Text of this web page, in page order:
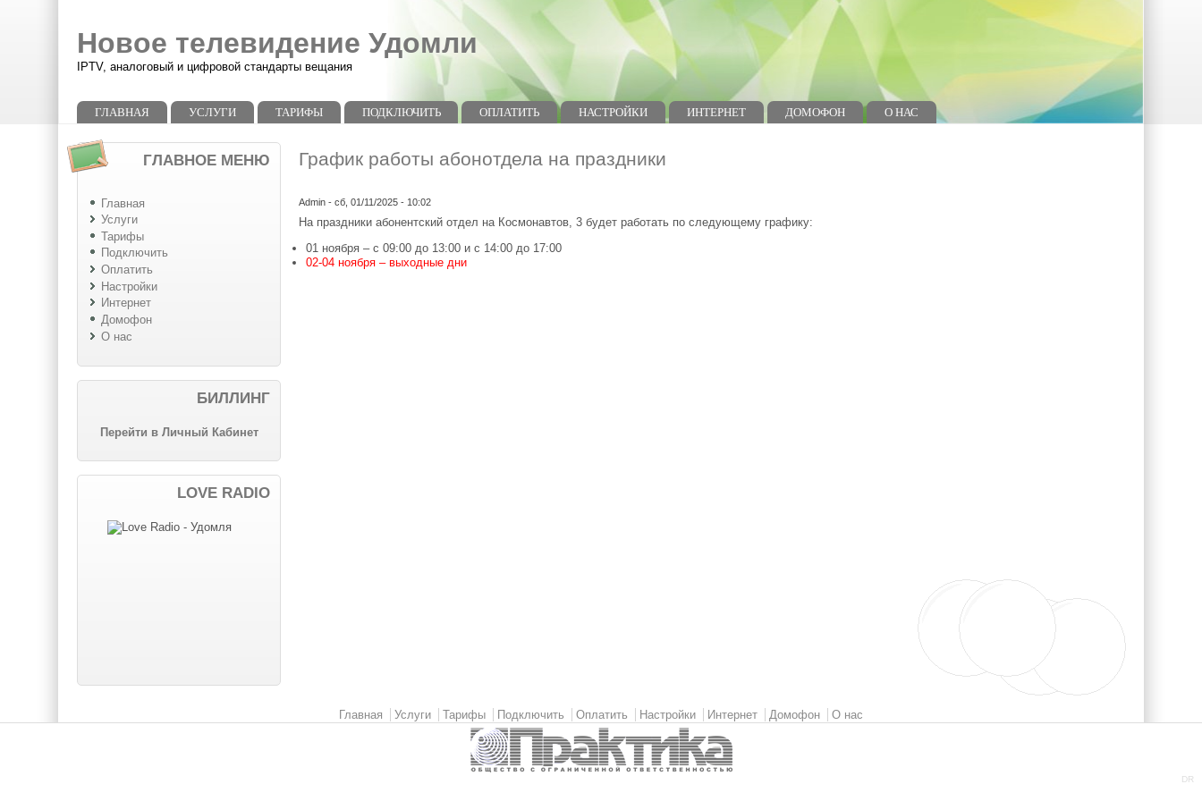
Новое телевидение Удомли
IPTV, аналоговый и цифровой стандарты вещания
Главное меню
ГЛАВНАЯ УСЛУГИ ТАРИФЫ ПОДКЛЮЧИТЬ ОПЛАТИТЬ НАСТРОЙКИ ИНТЕРНЕТ ДОМОФОН О НАС
ГЛАВНОЕ МЕНЮ
Главная
Услуги
Тарифы
Подключить
Оплатить
Настройки
Интернет
Домофон
О нас
БИЛЛИНГ
Перейти в Личный Кабинет
LOVE RADIO
График работы абонотдела на праздники
Admin - сб, 01/11/2025 - 10:02
На праздники абонентский отдел на Космонавтов, 3 будет работать по следующему графику:
01 ноября – с 09:00 до 13:00 и с 14:00 до 17:00
02-04 ноября – выходные дни
Главная Услуги Тарифы Подключить Оплатить Настройки Интернет Домофон О нас
DR